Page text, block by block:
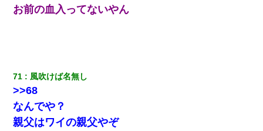
お前の血入ってないやん
71 風吹けば名無し
>>68
なんでや？
親父はワイの親父やぞ